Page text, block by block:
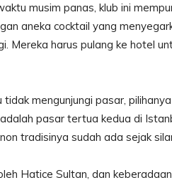
musim panas, klub ini
aneka cocktail yang
Mereka harus pulang ke hotel
mengunjungi pasar,
pasar tertua kedua di
tradisinya sudah ada sejak
Hatice Sultan, dan